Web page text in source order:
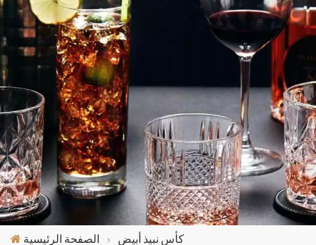
الصفحة الرئيسية كأس نبيذ أبيض